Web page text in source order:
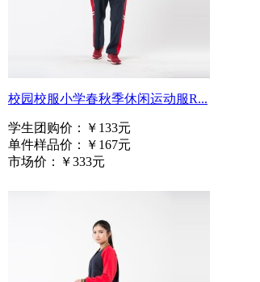
校园校服小学春秋季休闲运动服R...
学生团购价：
￥133元
单件样品价：
￥167元
市场价：
￥333元